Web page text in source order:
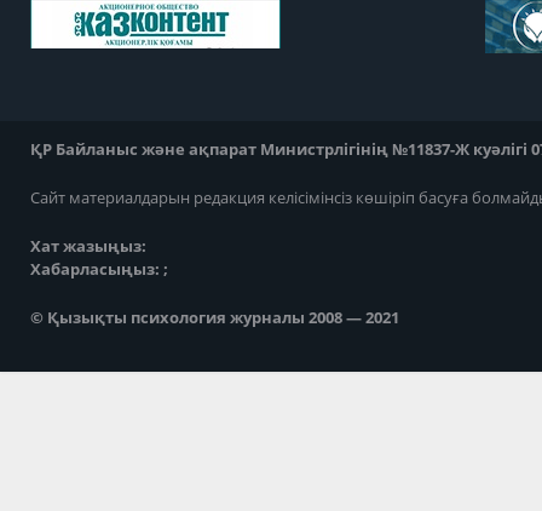
ҚР Байланыс және ақпарат Министрлігінің №11837-Ж куәлігі
Сайт материалдарын редакция келісімінсіз көшіріп басуға
Хат жазыңыз:
Хабарласыңыз: ;
© Қызықты психология журналы 2008 — 2021